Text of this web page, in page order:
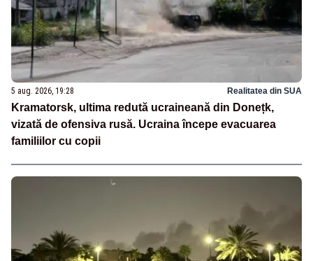
5 aug. 2026, 19:28 Realitatea din SUA
Kramatorsk, ultima redută ucraineană din Donețk,
vizată de ofensiva rusă. Ucraina începe evacuarea
familiilor cu copii